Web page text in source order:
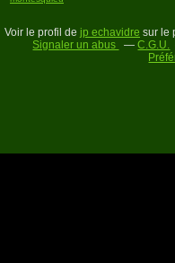
Voir le profil de jp echavidre sur le
Signaler un abus
C.G.U.